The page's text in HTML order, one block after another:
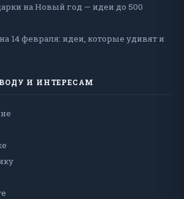
на Новый год — идеи до 500
14 февраля: идеи, которые удивят и
И ИНТЕРЕСАМ